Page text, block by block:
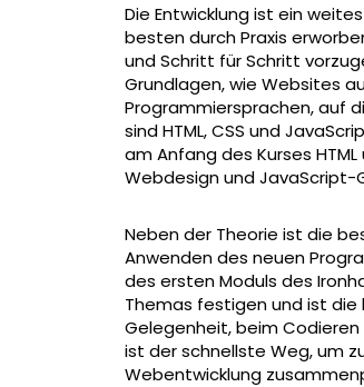
Die Entwicklung ist ein
besten durch Praxis
und Schritt für Schritt
Grundlagen, wie Websites
Programmiersprachen, auf
sind HTML, CSS und
am Anfang des Kurses
Webdesign und JavaScript-
Neben der Theorie ist die
Anwenden des neuen
des ersten Moduls des
Themas festigen und ist die
Gelegenheit, beim
ist der schnellste Weg, um
Webentwicklung